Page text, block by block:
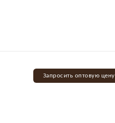
Запросить оптовую цену